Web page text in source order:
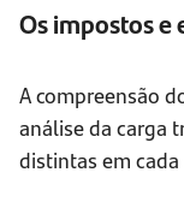
Os impostos e
A compreensão
análise da carga
distintas em